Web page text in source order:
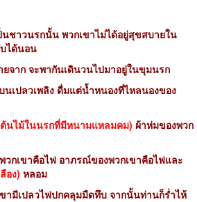
นชาวนรกนั้น พวกเขาไม่ได้อยู่สุขสบายใน
ได้นอน
จาก จะพากันเดินวนไปมาอยู่ในขุมนรก
นเปลวเพลิง ดื่มแต่น้ำหนองที่ไหลนองของ
นไม้ในนรกที่มีหนามแหลมคม) ผ้าห่มของพวก
กเขาคือไฟ อาภรณ์ของพวกเขาคือไฟและ
อง) หลอม
ามีเปลวไฟปกคลุมมืดทึบ จากนั้นท่านก็ร่ำไห้